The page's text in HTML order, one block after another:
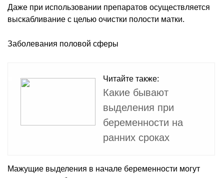
Даже при использовании препаратов осуществляется
выскабливание с целью очистки полости матки.
Заболевания половой сферы
Читайте также:
Какие бывают
выделения при
беременности на
ранних сроках
Мажущие выделения в начале беременности могут